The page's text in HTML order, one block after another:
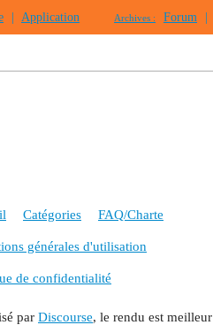
Application Archives : Forum
Catégories FAQ/Charte
générales d'utilisation
de confidentialité
par Discourse, le rendu est